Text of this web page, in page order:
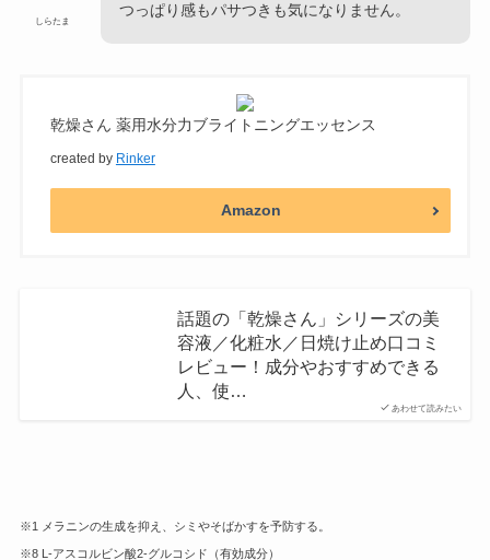
しらたま
つっぱり感もパサつきも気になりません。
乾燥さん 薬用水分力ブライトニングエッセンス
created by Rinker
Amazon
あわせて読みたい
話題の「乾燥さん」シリーズの美
容液／化粧水／日焼け止め口コミ
レビュー！成分やおすすめできる
人、使…
※1 メラニンの生成を抑え、シミやそばかすを予防する。
※8 L-アスコルビン酸2-グルコシド（有効成分）